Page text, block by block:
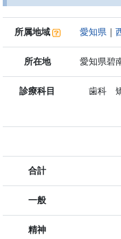
所属地域 愛知県 ｜
所在地 愛知県碧
診療科目 歯科
合計
一般
精神